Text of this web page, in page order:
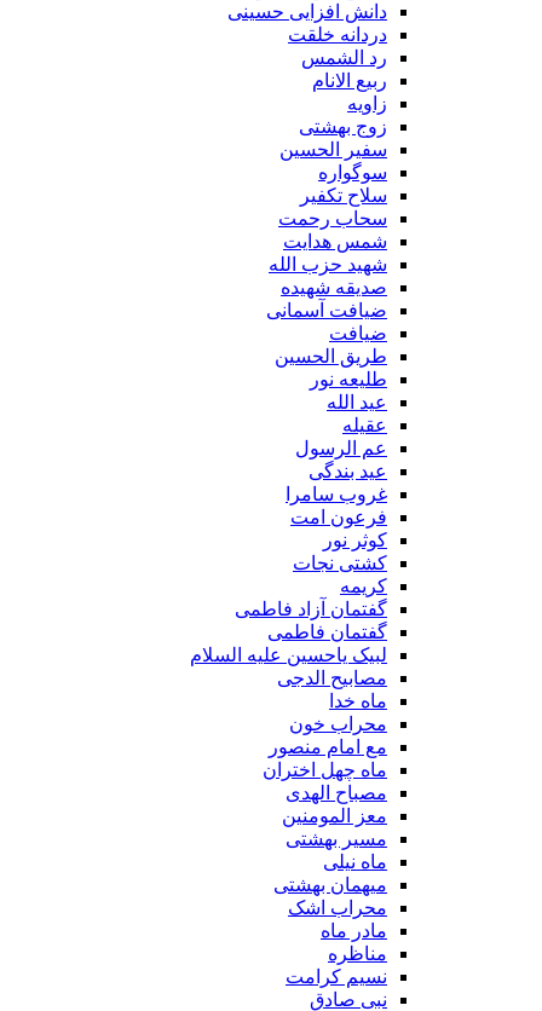
دانش افزایی حسینی
دردانه خلقت
رد الشمس
ربیع الانام
زاویه
زوج بهشتی
سفیر الحسین
سوگواره
سلاح تکفیر
سحاب رحمت
شمس هدایت
شهید حزب الله
صدیقه شهیده
ضیافت آسمانی
ضیافت
طریق الحسین
طلیعه نور
عید الله
عقیله
عم الرسول
عید بندگی
غروب سامرا
فرعون امت
کوثر نور
کشتی نجات
کریمه
گفتمان آزاد فاطمی
گفتمان فاطمی
لبیک یاحسین علیه السلام
مصابیح الدجی
ماه خدا
محراب خون
مع امام منصور
ماه چهل اختران
مصباح الهدی
معز المومنین
مسیر بهشتی
ماه نیلی
میهمان بهشتی
محراب اشک
مادر ماه
مناظره
نسیم کرامت
نبی صادق